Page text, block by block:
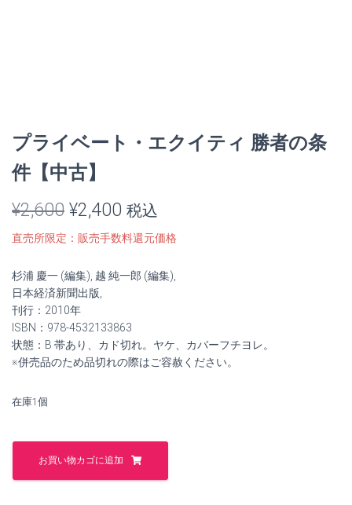
プライベート・エクイティ 勝者の条
件【中古】
¥2,600 元
の
価
格
は
¥2,600
た。
¥2,400 現
在
の
格
は
す。
税込
直売所限定：販売手数料還元価格
杉浦 慶一 (編集), 越 純一郎 (編集),
日本経済新聞出版,
刊行：2010年
ISBN：978-4532133863
状態：B 帯あり、カド切れ。ヤケ、カバーフチヨレ。
※併売品のため品切れの際はご容赦ください。
在庫1個
プ
ベ
お買い物カゴに追加